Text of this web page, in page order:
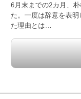
6月末までの2カ月、
た。一度は辞意を表
た理由とは…